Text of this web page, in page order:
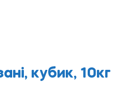
кубик, 10кг